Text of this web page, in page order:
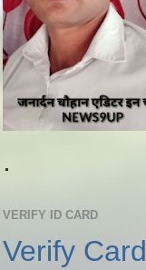
.
VERIFY ID CARD
Verify Card